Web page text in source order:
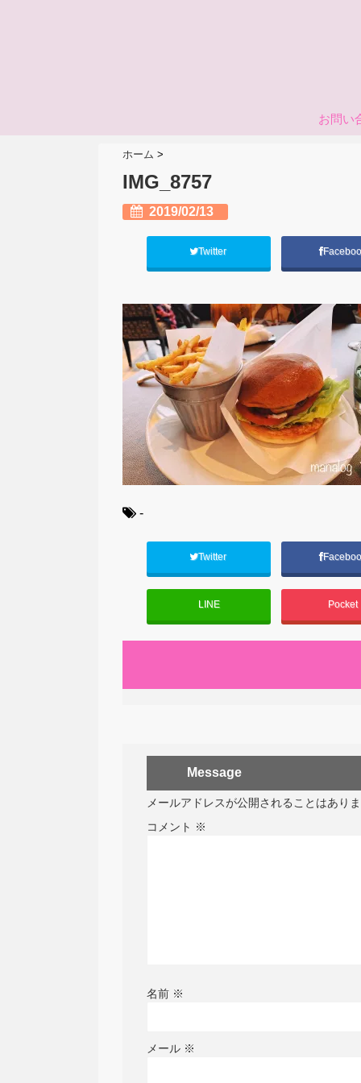
お問い
ホーム >
IMG_8757
2019/02/13
Twitter
-
Twitter
LINE Pocket
Message
メールアドレスが公開されることはあり
コメント ※
名前 ※
メール ※